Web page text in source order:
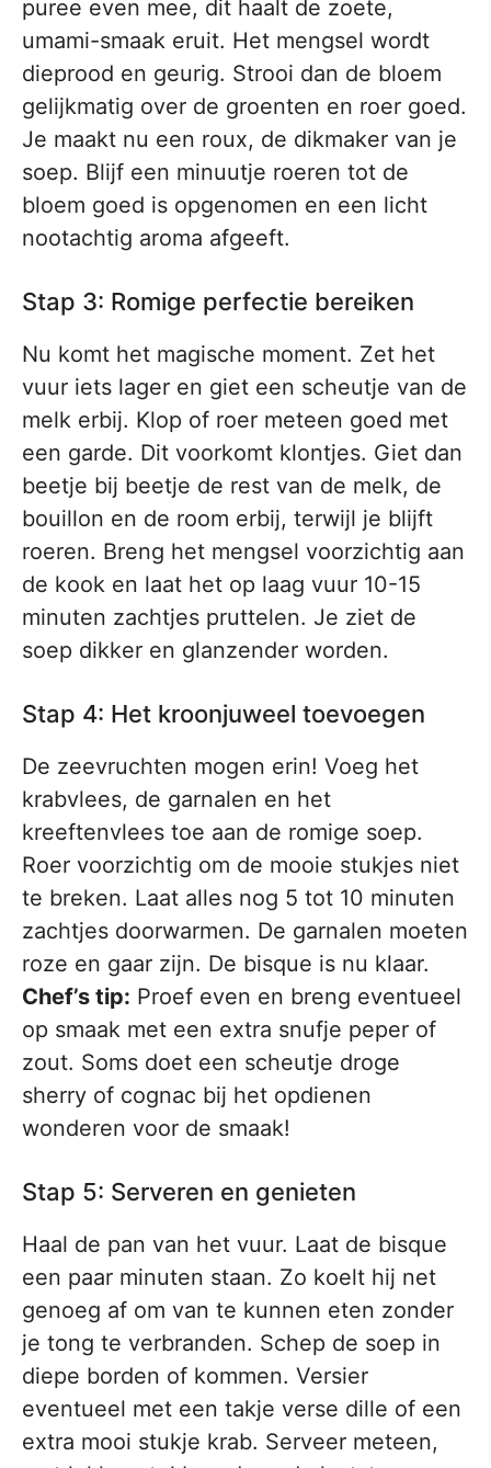
puree even mee, dit haalt de zoete,
umami-smaak eruit. Het mengsel wordt
dieprood en geurig. Strooi dan de bloem
gelijkmatig over de groenten en roer goed.
Je maakt nu een roux, de dikmaker van je
soep. Blijf een minuutje roeren tot de
bloem goed is opgenomen en een licht
nootachtig aroma afgeeft.
Stap 3: Romige perfectie bereiken
Nu komt het magische moment. Zet het
vuur iets lager en giet een scheutje van de
melk erbij. Klop of roer meteen goed met
een garde. Dit voorkomt klontjes. Giet dan
beetje bij beetje de rest van de melk, de
bouillon en de room erbij, terwijl je blijft
roeren. Breng het mengsel voorzichtig aan
de kook en laat het op laag vuur 10-15
minuten zachtjes pruttelen. Je ziet de
soep dikker en glanzender worden.
Stap 4: Het kroonjuweel toevoegen
De zeevruchten mogen erin! Voeg het
krabvlees, de garnalen en het
kreeftenvlees toe aan de romige soep.
Roer voorzichtig om de mooie stukjes niet
te breken. Laat alles nog 5 tot 10 minuten
zachtjes doorwarmen. De garnalen moeten
roze en gaar zijn. De bisque is nu klaar.
Chef’s tip: Proef even en breng eventueel
op smaak met een extra snufje peper of
zout. Soms doet een scheutje droge
sherry of cognac bij het opdienen
wonderen voor de smaak!
Stap 5: Serveren en genieten
Haal de pan van het vuur. Laat de bisque
een paar minuten staan. Zo koelt hij net
genoeg af om van te kunnen eten zonder
je tong te verbranden. Schep de soep in
diepe borden of kommen. Versier
eventueel met een takje verse dille of een
extra mooi stukje krab. Serveer meteen,